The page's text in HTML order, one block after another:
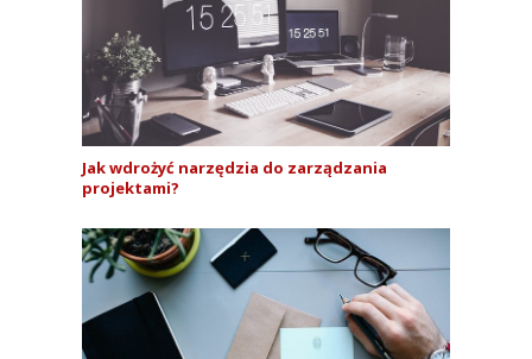
Jak wdrożyć narzędzia do zarządzania
projektami?